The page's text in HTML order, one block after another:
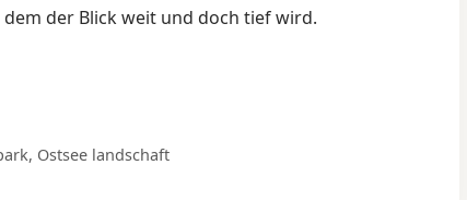
der Blick weit und doch tief wird.
, Ostsee landschaft